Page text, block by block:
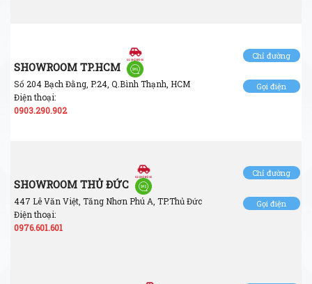
SHOWROOM TP.HCM
Số 204 Bạch Đằng, P.24, Q.Bình Thạnh, HCM
Điện thoại:
0903.290.902
Chỉ đường
Gọi điện
SHOWROOM THỦ ĐỨC
447 Lê Văn Việt, Tăng Nhơn Phú A, TP.Thủ Đức
Điện thoại:
0976.601.601
Chỉ đường
Gọi điện